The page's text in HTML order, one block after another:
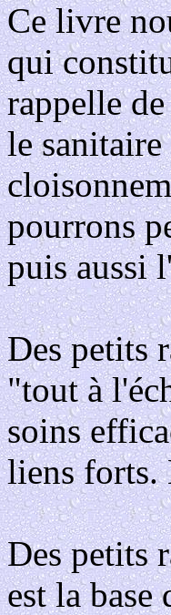
Ce livre
qui
rappelle
le
pourrons
puis aussi
Des petits
"tout à
soins
liens forts.
Des petits
est la